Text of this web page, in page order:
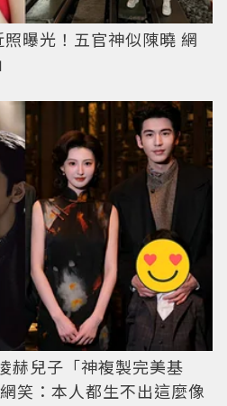
曝光！五官神似陳曉 網
赫兒子「神複製完美基
笑：本人都生不出這麼像